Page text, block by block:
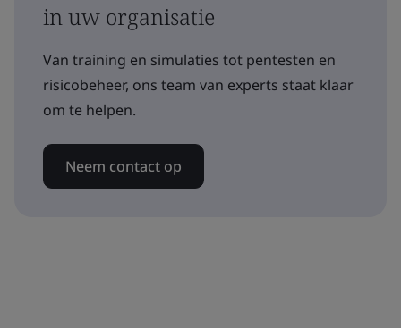
in uw organisatie
Van training en simulaties tot pentesten en
risicobeheer, ons team van experts staat klaar
om te helpen.
Neem contact op